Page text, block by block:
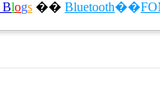
Blogs �� Bluetooth��